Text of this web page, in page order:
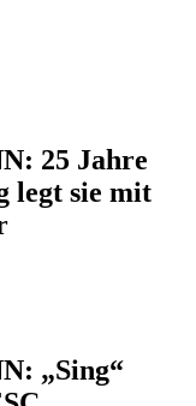
25 Jahre
legt sie mit
„Sing“